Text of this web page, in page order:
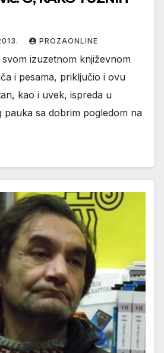
PROZAONLINE
izuzetnom književnom
i pesama, priključio i ovu
kao i uvek, ispreda u
pauka sa dobrim pogledom na